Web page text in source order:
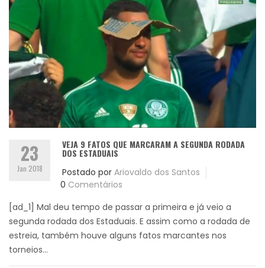
23
Jan 2018
VEJA 9 FATOS QUE MARCARAM A SEGUNDA RODADA
DOS ESTADUAIS
Postado por Ariovaldo dos Santos
0 Comentários
[ad_1] Mal deu tempo de passar a primeira e já veio a
segunda rodada dos Estaduais. E assim como a rodada de
estreia, também houve alguns fatos marcantes nos
torneios...